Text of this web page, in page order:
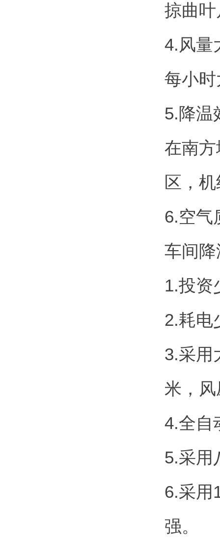
掠曲
4.风量
每小
5.降温
在南
区，
6.空
车间
1.投资
2.耗电
3.采用
米，
4.全自
5.采用
6.采用
强。